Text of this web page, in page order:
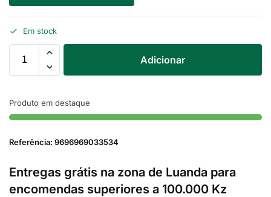
Em stock
Adicionar
Produto em destaque
Referência: 9696969033534
Entregas grátis na zona de Luanda para
encomendas superiores a 100.000 Kz